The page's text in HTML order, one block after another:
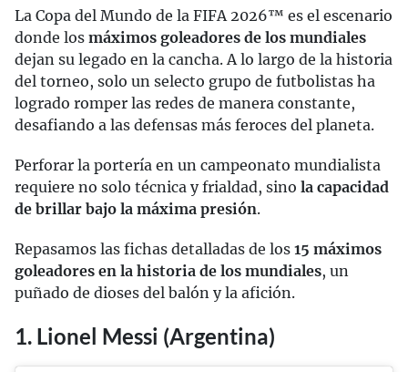
La Copa del Mundo de la FIFA 2026™ es el escenario
donde los máximos goleadores de los mundiales
dejan su legado en la cancha. A lo largo de la historia
del torneo, solo un selecto grupo de futbolistas ha
logrado romper las redes de manera constante,
desafiando a las defensas más feroces del planeta.
Perforar la portería en un campeonato mundialista
requiere no solo técnica y frialdad, sino la capacidad
de brillar bajo la máxima presión.
Repasamos las fichas detalladas de los 15 máximos
goleadores en la historia de los mundiales, un
puñado de dioses del balón y la afición.
1. Lionel Messi (Argentina)